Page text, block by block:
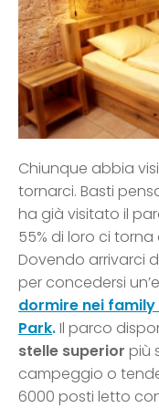
Chiunque abbia
tornarci. Basti
ha già visitato il
55% di loro ci torna
Dovendo arrivarci
per concedersi
dormire nei family
Park.Il parco
stelle superior più
campeggio o
6000 posti letto